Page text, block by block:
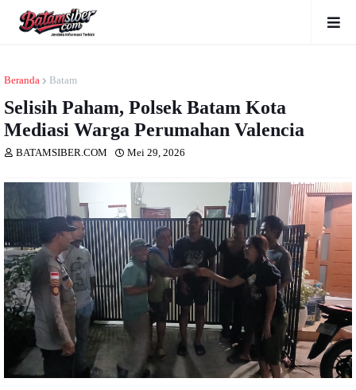
Beranda Batam
Selisih Paham, Polsek Batam Kota
Mediasi Warga Perumahan Valencia
BATAMSIBER.COM Mei 29, 2026